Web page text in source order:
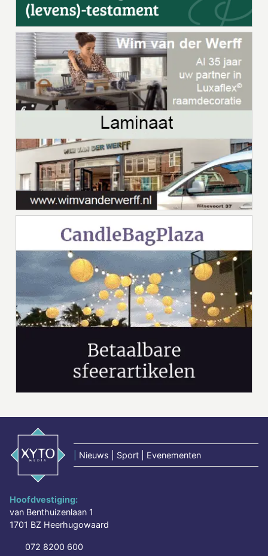
Nieuws | Sport | Evenementen
Hoofdvestiging:
van Benthuizenlaan 1
1701 BZ Heerhugowaard
072 8200 600